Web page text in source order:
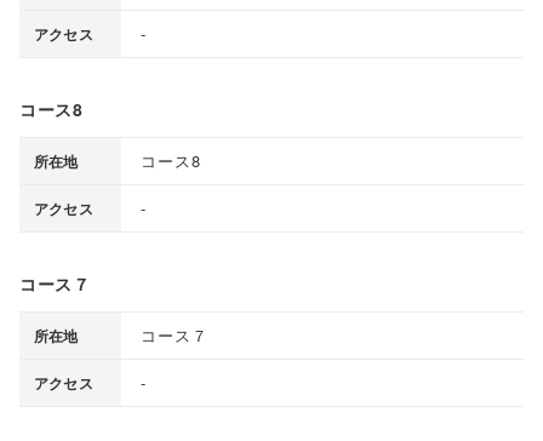
アクセス -
コース8
所在地 コース8
アクセス -
コース７
所在地 コース７
アクセス -